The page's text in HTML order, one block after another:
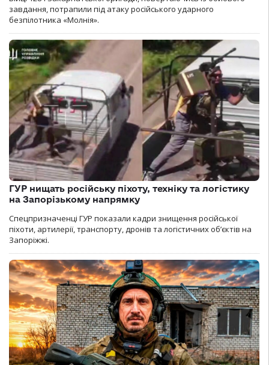
завдання, потрапили під атаку російського ударного
безпілотника «Молнія».
ГУР нищать російську піхоту, техніку та логістику
на Запорізькому напрямку
Спецпризначенці ГУР показали кадри знищення російської
піхоти, артилерії, транспорту, дронів та логістичних об’єктів на
Запоріжжі.